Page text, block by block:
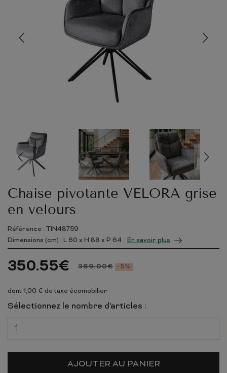
Chaise pivotante VELORA grise
en velours
Référence : TIN48759
Dimensions (cm) : L 60 x H 88 x P 64 En savoir plus
369.00€ -5%
350.55€
dont 1,00 € de taxe écomobilier
Sélectionnez le nombre d'articles :
AJOUTER AU PANIER